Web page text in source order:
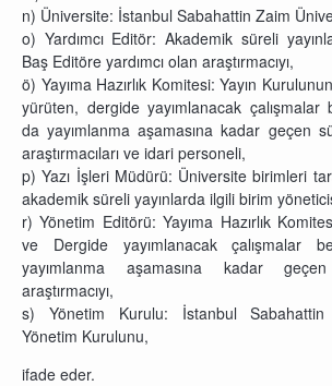
n) Üniversite: İstanbul Sabahattin Zaim
o) Yardımcı Editör: Akademik süreli
Baş Editöre yardımcı olan araştırmacıyı,
ö) Yayıma Hazırlık Komitesi: Yayın
yürüten, dergide yayımlanacak çalışmalar
da yayımlanma aşamasına kadar geçen
araştırmacıları ve idari personeli,
p) Yazı İşleri Müdürü: Üniversite birimleri
akademik süreli yayınlarda ilgili birim
r)Yönetim Editörü: Yayıma Hazırlık
ve Dergide yayımlanacak çalışmalar
yayımlanma aşamasına kadar
araştırmacıyı,
s) Yönetim Kurulu: İstanbul
Yönetim Kurulunu,
ifade eder.